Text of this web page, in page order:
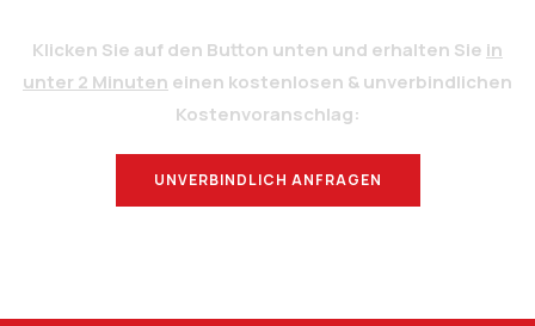
Klicken Sie auf den Button unten und erhalten Sie in
unter 2 Minuten einen kostenlosen & unverbindlichen
Kostenvoranschlag:
UNVERBINDLICH ANFRAGEN